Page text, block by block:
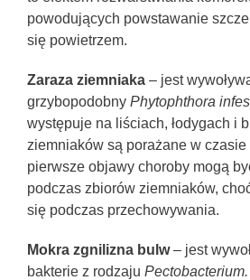
powodujących powstawanie
się powietrzem.
Zaraza ziemniaka – jest
grzybopodobny Phytophthora
występuje na liściach, łodygach i
ziemniaków są porażane w
pierwsze objawy choroby mogą
podczas zbiorów ziemniaków,
się podczas przechowywania.
Mokra zgnilizna bulw– jest
bakterie z rodzaju Pectobacterium.